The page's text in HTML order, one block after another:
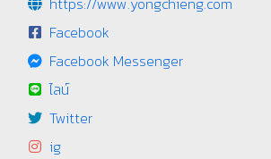
Facebook
Facebook Messenger
ไลน์
Twitter
ig